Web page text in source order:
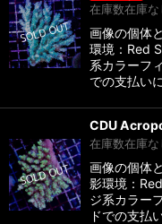
在庫数在庫な
画像の個体
環境：Red
系カラーフ
での支払い
CDU
在庫数在庫な
画像の個体
影環境：
ジ系カラー
ドでの支払